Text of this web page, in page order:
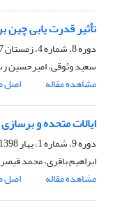
تأثیر قدرت یابی چین
دوره 8، شماره 4، زمستان 1397، صفحه
سعید وثوقی، امیرحسین
مشاهده مقاله
اصل
ایالات متحده و
دوره 9، شماره 1، بهار 1398، صفحه
ابراهیم باقری، محمد
مشاهده مقاله
اصل